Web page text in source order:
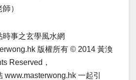
）
事之玄學風水網
版權所有 © 2014 黃渙
Reserved，
www.masterwong.hk 一起引